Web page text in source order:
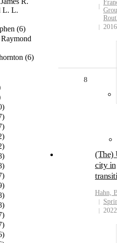
L. L.
(6)
(6)
2016
8
(The)
city in
Hahn,
2022